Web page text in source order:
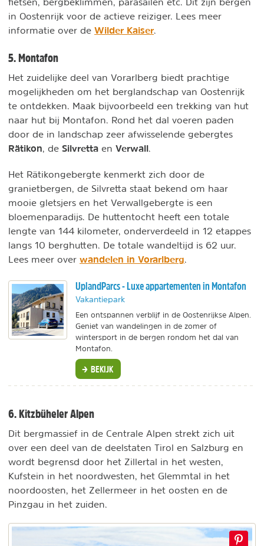
in Oostenrijk voor de actieve reiziger. Lees meer
informatie over de Wilder Kaiser
5. Montafon
Het zuidelijke deel van Vorarlberg biedt prachtige
mogelijkheden om het berglandschap van Oostenrijk
te ontdekken. Maak bijvoorbeeld een trekking van hut
naar hut bij Montafon. Rond het dal voeren paden
door de in landschap zeer afwisselende gebergtes
Rätikon , de Silvretta en Verwall
Het Rätikongebergte kenmerkt zich door de
granietbergen, de Silvretta staat bekend om haar
mooie gletsjers en het Verwallgebergte is een
bloemenparadijs. De huttentocht heeft een totale
lengte van 144 kilometer, onderverdeeld in 12 etappes
langs 10 berghutten. De totale wandeltijd is 62 uur.
Lees meer over wandelen in Vorarlberg
UplandParcs - Luxe appartementen in Montafon
Vakantiepark
Een ontspannen verblijf in de Oostenrijkse Alpen.
Geniet van wandelingen in de zomer of
wintersport in de bergen rondom het dal van
Montafon.
BEKIJK
6. Kitzbüheler Alpen
Dit bergmassief in de Centrale Alpen strekt zich uit
over een deel van de deelstaten Tirol en Salzburg en
wordt begrensd door het Zillertal in het westen,
Kufstein in het noordwesten, het Glemmtal in het
noordoosten, het Zellermeer in het oosten en de
Pinzgau in het zuiden.